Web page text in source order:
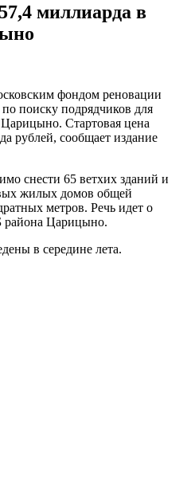
миллиарда в
фондом реновации
поиску подрядчиков для
Стартовая цена
рублей, сообщает издание
снести 65 ветхих зданий и
жилых домов общей
метров. Речь идет о
района Царицыно.
в середине лета.